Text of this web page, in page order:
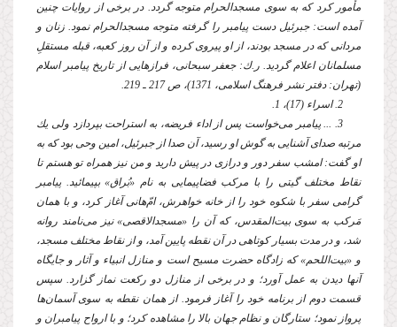
مأمور كرد كه به سوى مسجدالحرام متوجه گردد. در برخى از روایات چنین
آمده است: جبرئیل دست پیامبر را گرفته متوجه مسجدالحرام نمود. زنان و
مردانى كه در مسجد بودند، از او پیروى كرده و از آن روز كعبه، قبله مستقلِ
مسلمانان اعلام گردید. ر.ك: جعفر سبحانى، فرازهایى از تاریخ پیامبر اسلام
(تهران: دفتر نشر فرهنگ اسلامى، 1371)، ص 217 ـ 219.
2. اسراء (17)، 1.
3. ... پیامبر مى‌خواست پس از اداء فریضه، به استراحت بپردازد ولى یك
مرتبه صداى آشنایى به گوش او رسید، آن صدا از جبرئیل، امین وحى بود كه به
او گفت: امشب سفر دور و درازى در پیش دارید و من نیز همراه تو هستم تا
نقاط مختلف گیتى را با مركب فضاپیمایى به نام «بُراق» بپیمائید. پیامبر
گرامى سفر با شكوه خود را از خانه خواهرش، امّ‌هانى آغاز كرد، و با همان
مَركب به سوى بیت‌المقدس، كه آن را «مسجدالاقصى» نیز مى‌نامند روانه
شد، و در مدت بسیار كوتاهى در آن نقطه پایین آمد، و از نقاط مختلف مسجد،
و «بیت‌اللحم» كه زادگاه حضرت مسیح است و منازل انبیاء و آثار و جایگاه
آنها دیدن به عمل آورد؛ و در برخى از منازل دو ركعت نماز گزارد. سپس
قسمت دوم از برنامه خود را آغاز فرمود. از همان نقطه به سوى آسمان‌ها
پرواز نمود؛ ستارگان و نظام جهان بالا را مشاهده كرد؛ و با ارواح پیامبران و